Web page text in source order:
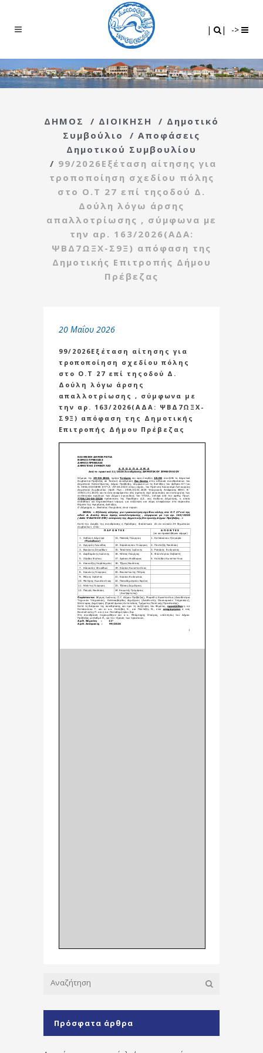
| | ->
ΔΗΜΟΣ / ΔΙΟΙΚΗΣΗ / Δημοτικό
Συμβούλιο
/ Αποφάσεις
Δημοτικού Συμβουλίου
/ 99/2026Εξέταση αίτησης για
τροποποίηση σχεδίου πόλης
στο Ο.Τ 27 επί τηςοδού Δ.
Δούλη λόγω άρσης
απαλλοτρίωσης , σύμφωνα με
την αρ. 163/2026(ΑΔΑ:
ΨΒΔ7ΩΞΧ-Σ9Ξ) απόφαση της
Δημοτικής Επιτροπής Δήμου
Πρέβεζας
20 Μαΐου 2026
99/2026Εξέταση αίτησης για
τροποποίηση σχεδίου πόλης
στο Ο.Τ 27 επί τηςοδού Δ.
Δούλη λόγω άρσης
απαλλοτρίωσης , σύμφωνα με
την αρ. 163/2026(ΑΔΑ: ΨΒΔ7ΩΞΧ-
Σ9Ξ) απόφαση της Δημοτικής
Επιτροπής Δήμου Πρέβεζας
Πρόσφατα άρθρα